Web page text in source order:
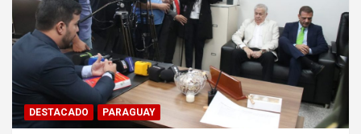
DESTACADO PARAGUAY